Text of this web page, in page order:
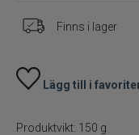
Specimenfiske
Varumärken
Finns i lager
Lägg till i
Produktvikt: 150 g